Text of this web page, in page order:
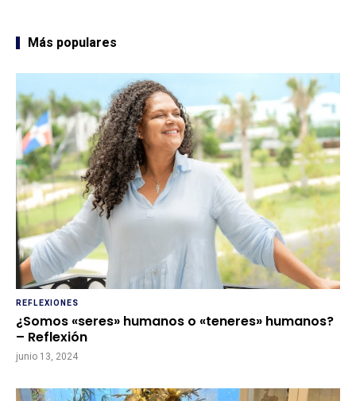
Más populares
REFLEXIONES
¿Somos «seres» humanos o «teneres» humanos?
– Reflexión
junio 13, 2024